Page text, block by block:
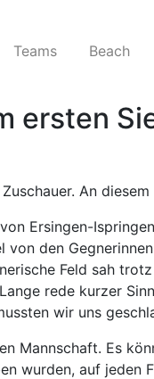
Teams​ Beach
ersten
An
Ersingen-
den
Feld sah
rede kurzer
wir uns
Mannschaft. Es
wurden, auf